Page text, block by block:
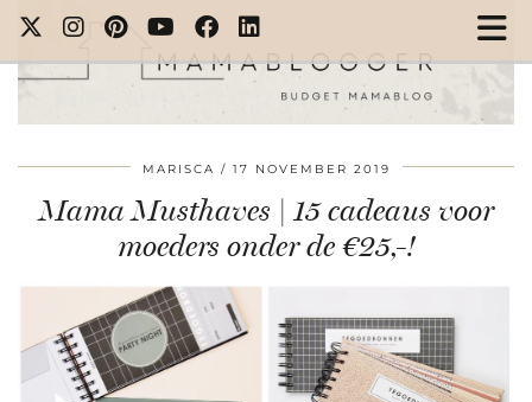
MARISCA 17 NOVEMBER 2019
Mama Musthaves | 15 cadeaus voor
moeders onder de €25,-!